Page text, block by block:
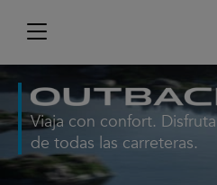
Viaja con confort. Disfruta
de todas las carreteras.